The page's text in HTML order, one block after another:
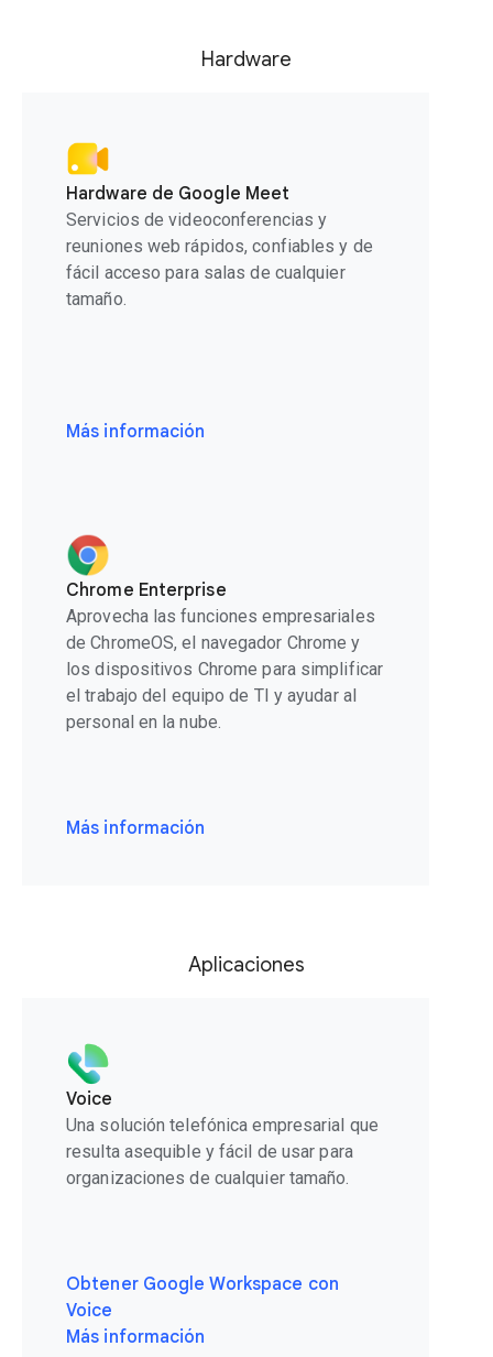
Hardware
Hardware de Google Meet
Servicios de videoconferencias y
reuniones web rápidos, confiables y de
fácil acceso para salas de cualquier
tamaño.
Más información
Chrome Enterprise
Aprovecha las funciones empresariales
de ChromeOS, el navegador Chrome y
los dispositivos Chrome para simplificar
el trabajo del equipo de TI y ayudar al
personal en la nube.
Más información
Aplicaciones
Voice
Una solución telefónica empresarial que
resulta asequible y fácil de usar para
organizaciones de cualquier tamaño.
Obtener Google Workspace con
Voice
Más información